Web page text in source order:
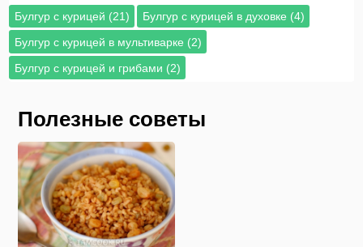
Булгур с курицей (21)
Булгур с курицей в духовке (4)
Булгур с курицей в мультиварке (2)
Булгур с курицей и грибами (2)
Полезные советы